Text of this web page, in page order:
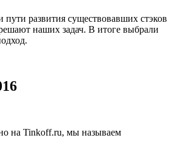
развития существовавших стэков
наших задач. В итоге выбрали
на Tinkoff.ru, мы называем